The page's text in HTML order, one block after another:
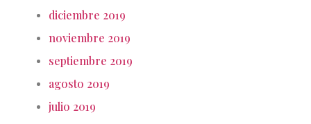
diciembre 2019
noviembre 2019
septiembre 2019
agosto 2019
julio 2019